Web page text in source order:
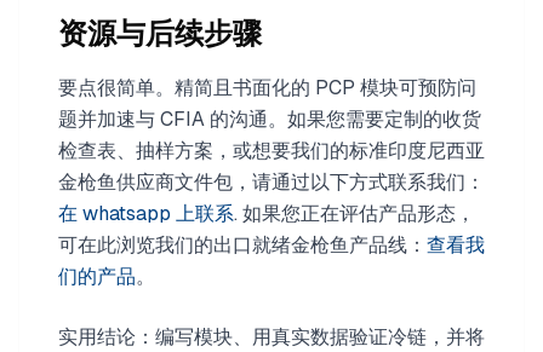
资源与后续步骤
要点很简单。精简且书面化的 PCP 模块可预防问
题并加速与 CFIA 的沟通。如果您需要定制的收货
检查表、抽样方案，或想要我们的标准印度尼西亚
金枪鱼供应商文件包，请通过以下方式联系我们：
在 whatsapp 上联系. 如果您正在评估产品形态，
可在此浏览我们的出口就绪金枪鱼产品线： 查看我
们的产品。
实用结论：编写模块、用真实数据验证冷链，并将